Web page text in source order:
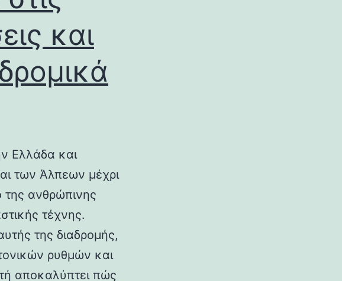
και
Ελλάδα και
των Άλπεων μέχρι
της ανθρώπινης
τέχνης.
της διαδρομής,
ρυθμών και
αποκαλύπτει πώς